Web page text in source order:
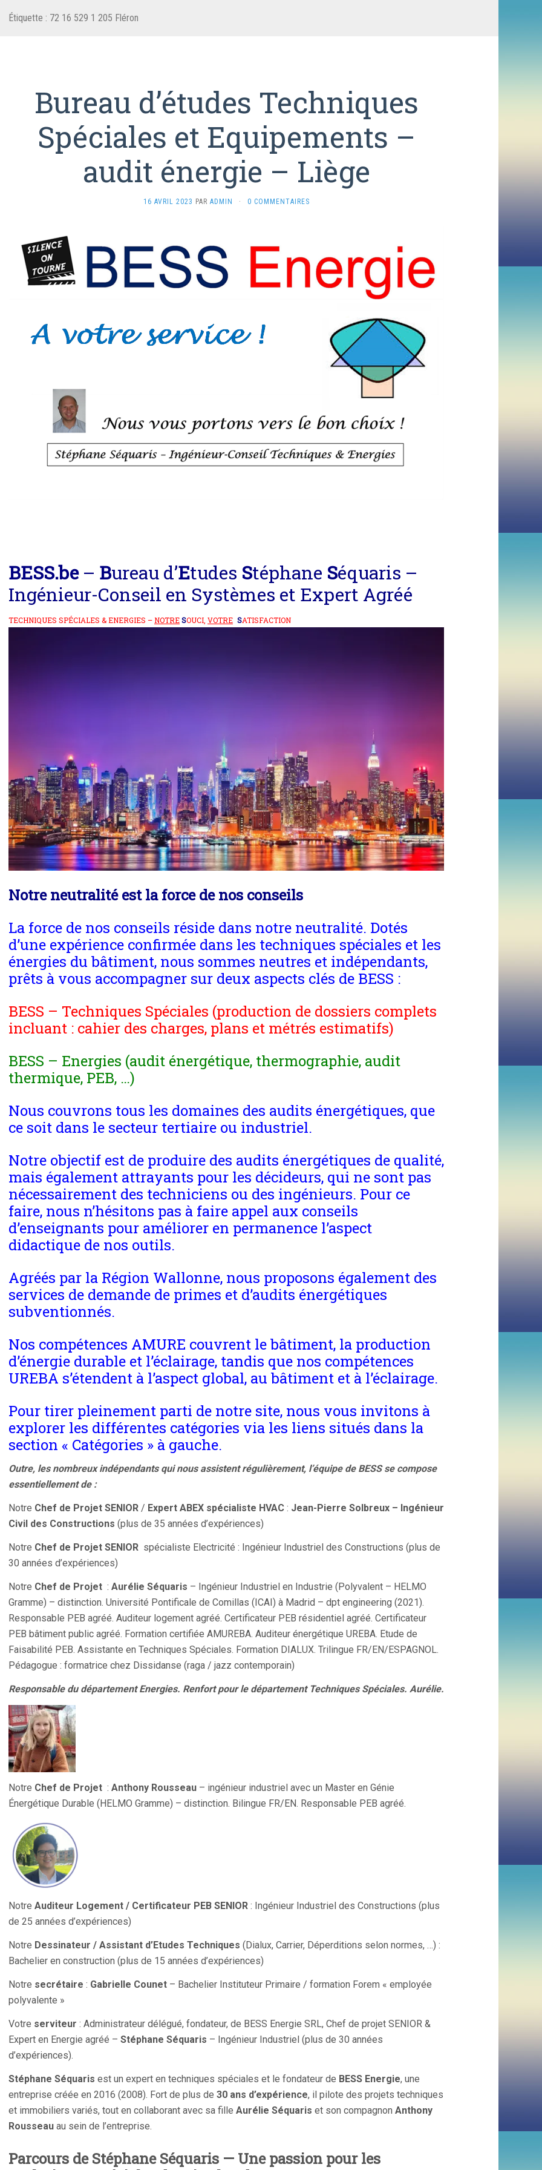
Étiquette : 72 16 529 1 205 Fléron
Bureau d’études Techniques
Spéciales et Equipements –
audit énergie – Liège
16 AVRIL 2023 PAR ADMIN · 0 COMMENTAIRES
BESS.be– Bureau d’Etudes Stéphane Séquaris –
Ingénieur-Conseil en Systèmes et Expert Agréé
TECHNIQUES SPÉCIALES & ENERGIES –NOTRESOUCI, VOTRE SATISFACTION
Notre neutralité est la force de nos conseils
La force de nos conseils réside dans notre neutralité. Dotés
d’une expérience confirmée dans les techniques spéciales et les
énergies du bâtiment, nous sommes neutres et indépendants,
prêts à vous accompagner sur deux aspects clés de BESS :
BESS – Techniques Spéciales (production de dossiers complets
incluant : cahier des charges, plans et métrés estimatifs)
BESS – Energies (audit énergétique, thermographie, audit
thermique, PEB, …)
Nous couvrons tous les domaines des audits énergétiques, que
ce soit dans le secteur tertiaire ou industriel.
Notre objectif est de produire des audits énergétiques de qualité,
mais également attrayants pour les décideurs, qui ne sont pas
nécessairement des techniciens ou des ingénieurs. Pour ce
faire, nous n’hésitons pas à faire appel aux conseils
d’enseignants pour améliorer en permanence l’aspect
didactique de nos outils.
Agréés par la Région Wallonne, nous proposons également des
services de demande de primes et d’audits énergétiques
subventionnés.
Nos compétences AMURE couvrent le bâtiment, la production
d’énergie durable et l’éclairage, tandis que nos compétences
UREBA s’étendent à l’aspect global, au bâtiment et à l’éclairage.
Pour tirer pleinement parti de notre site, nous vous invitons à
explorer les différentes catégories via les liens situés dans la
section « Catégories » à gauche.
Outre, les nombreux indépendants qui nous assistent régulièrement, l’équipe de BESS se compose
essentiellement de :
Notre Chef de Projet SENIOR / Expert ABEX spécialiste HVAC : Jean-Pierre Solbreux – Ingénieur
Civil des Constructions (plus de 35 années d’expériences)
Notre Chef de Projet SENIOR spécialiste Electricité : Ingénieur Industriel des Constructions (plus de
30 années d’expériences)
Notre Chef de Projet : Aurélie Séquaris – Ingénieur Industriel en Industrie (Polyvalent – HELMO
Gramme) – distinction. Université Pontificale de Comillas (ICAI) à Madrid – dpt engineering (2021).
Responsable PEB agréé. Auditeur logement agréé. Certificateur PEB résidentiel agréé. Certificateur
PEB bâtiment public agréé. Formation certifiée AMUREBA. Auditeur énergétique UREBA. Etude de
Faisabilité PEB. Assistante en Techniques Spéciales. Formation DIALUX. Trilingue FR/EN/ESPAGNOL.
Pédagogue : formatrice chez Dissidanse (raga / jazz contemporain)
Responsable du département Energies. Renfort pour le département Techniques Spéciales. Aurélie.
Notre Chef de Projet : Anthony Rousseau – ingénieur industriel avec un Master en Génie
Énergétique Durable (HELMO Gramme) – distinction. Bilingue FR/EN. Responsable PEB agréé.
Notre Auditeur Logement / Certificateur PEB SENIOR : Ingénieur Industriel des Constructions (plus
de 25 années d’expériences)
Notre Dessinateur / Assistant d’Etudes Techniques (Dialux, Carrier, Déperditions selon normes, …) :
Bachelier en construction (plus de 15 années d’expériences)
Notre secrétaire : Gabrielle Counet – Bachelier Instituteur Primaire / formation Forem « employée
polyvalente »
Votre serviteur : Administrateur délégué, fondateur, de BESS Energie SRL, Chef de projet SENIOR &
Expert en Energie agréé – Stéphane Séquaris – Ingénieur Industriel (plus de 30 années
d’expériences).
Stéphane Séquaris est un expert en techniques spéciales et le fondateur de BESS Energie, une
entreprise créée en 2016 (2008). Fort de plus de 30 ans d’expérience, il pilote des projets techniques
et immobiliers variés, tout en collaborant avec sa fille Aurélie Séquaris et son compagnon Anthony
Rousseau au sein de l’entreprise.
Parcours de Stéphane Séquaris — Une passion pour les